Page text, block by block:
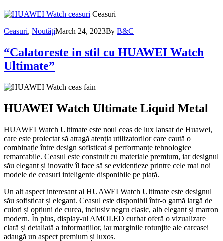
Ceasuri
Ceasuri, NoutățiMarch 24, 2023By B&C
“Calatoreste in stil cu HUAWEI Watch
Ultimate”
HUAWEI Watch Ultimate Liquid Metal
HUAWEI Watch Ultimate este noul ceas de lux lansat de Huawei,
care este proiectat să atragă atenția utilizatorilor care caută o
combinație între design sofisticat și performanțe tehnologice
remarcabile. Ceasul este construit cu materiale premium, iar designul
său elegant și inovativ îl face să se evidențieze printre cele mai noi
modele de ceasuri inteligente disponibile pe piață.
Un alt aspect interesant al HUAWEI Watch Ultimate este designul
său sofisticat și elegant. Ceasul este disponibil într-o gamă largă de
culori și opțiuni de curea, inclusiv negru clasic, alb elegant și marron
modern. În plus, display-ul AMOLED curbat oferă o vizualizare
clară și detaliată a informațiilor, iar marginile rotunjite ale carcasei
adaugă un aspect premium și luxos.